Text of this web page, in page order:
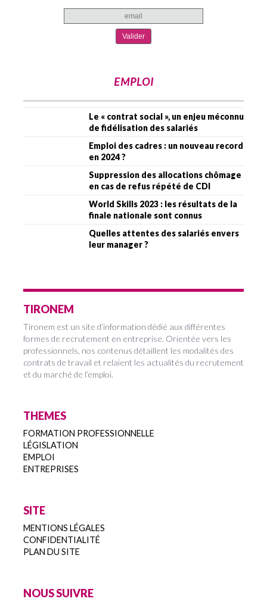
EMPLOI
Le « contrat social », un enjeu méconnu
de fidélisation des salariés
Emploi des cadres : un nouveau record
en 2024 ?
Suppression des allocations chômage
en cas de refus répété de CDI
World Skills 2023 : les résultats de la
finale nationale sont connus
Quelles attentes des salariés envers
leur manager ?
TIRONEM
Tironem est un site d’information dédié aux différentes
formes de recrutement en entreprise. Orientée vers les
professionnels, nos contenus détaillent les modalités des
contrats de travail et relaient les actualités du recrutement
et du marché de l’emploi.
THEMES
FORMATION PROFESSIONNELLE
LÉGISLATION
EMPLOI
ENTREPRISES
SITE
MENTIONS LÉGALES
CONFIDENTIALITÉ
PLAN DU SITE
NOUS SUIVRE